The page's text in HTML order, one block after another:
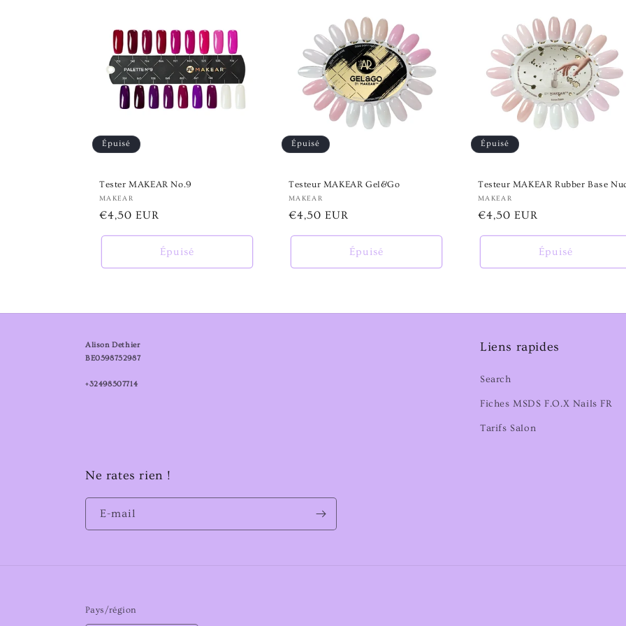
n
Épuisé
Tester MAKEAR No.9
Fournisseur :
MAKEAR
Prix
€4,50 EUR
Épuisé
Épuisé
Testeur MAKEAR Gel&Go
Fournisseur :
MAKEAR
Prix
€4,50 EUR
Épuisé
Épuisé
Testeur MAKEAR Rubber Base
Fournisseur :
MAKEAR
Prix
€4,50 EUR
Épuisé
Alison Dethier
BE0598752987
+32498507714
Liens rapides
Search
Fiches MSDS F.O.X Nails FR
Tarifs Salon
Ne rates rien !
E-mail
Pays/région